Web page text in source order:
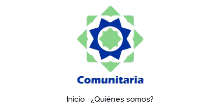
Inicio ¿Quiénes somos?